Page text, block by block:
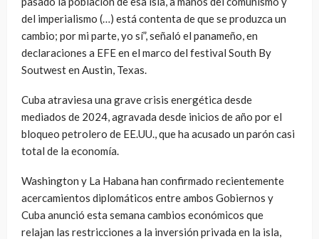
del imperialismo (…) está contenta de que se produzca un
cambio; por mi parte, yo sí”, señaló el panameño, en
declaraciones a EFE en el marco del festival South By
Soutwest en Austin, Texas.
Cuba atraviesa una grave crisis energética desde
mediados de 2024, agravada desde inicios de año por el
bloqueo petrolero de EE.UU., que ha acusado un parón casi
total de la economía.
Washington y La Habana han confirmado recientemente
acercamientos diplomáticos entre ambos Gobiernos y
Cuba anunció esta semana cambios económicos que
relajan las restricciones a la inversión privada en la isla,